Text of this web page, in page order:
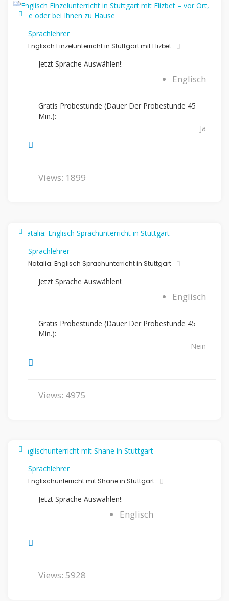
Sprachlehrer
Englisch Einzelunterricht in Stuttgart mit Elizbet
Jetzt Sprache Auswählen!:
Englisch
Gratis Probestunde (Dauer Der Probestunde 45
Min.):
Ja
Views: 1899
Sprachlehrer
Natalia: Englisch Sprachunterricht in Stuttgart
Jetzt Sprache Auswählen!:
Englisch
Gratis Probestunde (Dauer Der Probestunde 45
Min.):
Nein
Views: 4975
Sprachlehrer
Englischunterricht mit Shane in Stuttgart
Jetzt Sprache Auswählen!:
Englisch
Views: 5928